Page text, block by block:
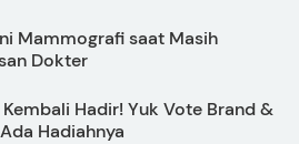
Mammografi saat Masih
Dokter
Hadir! Yuk Vote Brand &
Hadiahnya